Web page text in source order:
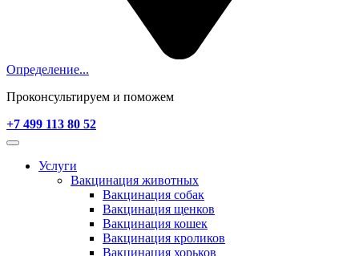
Определение...
Проконсультируем и поможем
+7 499 113 80 52
Услуги
Вакцинация животных
Вакцинация собак
Вакцинация щенков
Вакцинация кошек
Вакцинация кроликов
Вакцинация хорьков